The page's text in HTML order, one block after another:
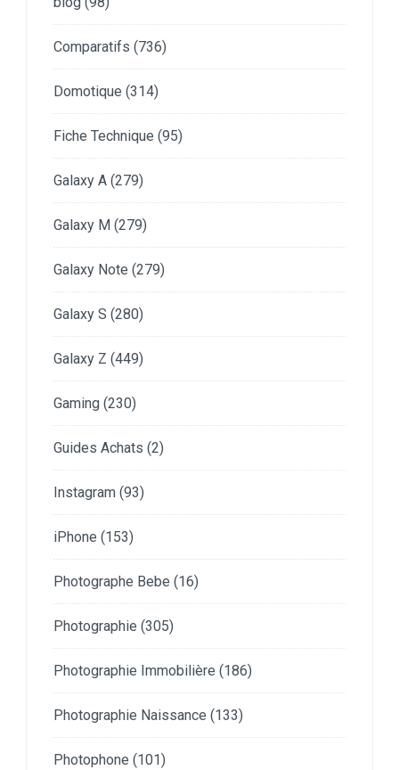
Comparatifs (736)
Domotique (314)
Fiche Technique (95)
Galaxy A (279)
Galaxy M (279)
Galaxy Note (279)
Galaxy S (280)
Galaxy Z (449)
Gaming (230)
Guides Achats (2)
Instagram (93)
iPhone (153)
Photographe Bebe (16)
Photographie (305)
Photographie Immobilière (186)
Photographie Naissance (133)
Photophone (101)